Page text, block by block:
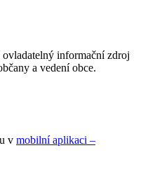
informační zdroj
a vedení obce.
v mobilní aplikaci –